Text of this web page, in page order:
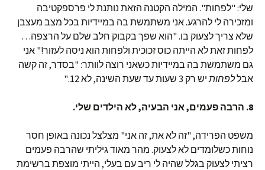
שלי: "לפחות". המילה הקטנה הזאת נותנת לי פרספקטיבה
ומזכירה לי להרגע. אני משתמשת בה במיידיות בכל מצב מעצבן
שלא צריך לצעוק בו. "הוא שפך בקבוק חלב שלם על הרצפה…
לפחות זאת לא הייתה כוס זכוכית ולפחות הוא ניסה לעזור!" אני
גם משתמשת בה במיידיות כשאני רוצה לוותר: "בסדר, זה קשה
אבללפחות יש רק 3 שעות עד שעת השינה, לא 12."
8. הרבה פעמים, אני הבעיה, לא הילדים שלי.
משפט הפרידה, "זה לא את, זה אני" מצלצל נכונה באופן חסר
נוחות כשלומדים לא לצעוק. מהר מאוד גיליתי שהרבה פעמים
רציתי לצעוק בגלל שהיה לי ריב עם בעלי, הייתי מוצפת ברשימת